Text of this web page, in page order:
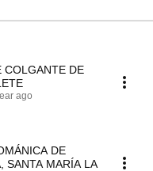
COLGANTE DE
ago
DE
SANTA MARÍA LA